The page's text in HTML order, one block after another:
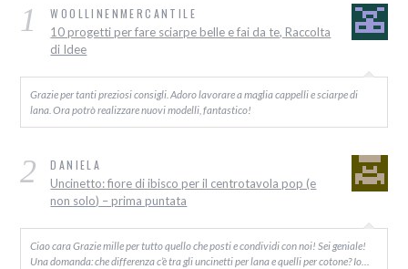
1 WOOLLINENMERCANTILE
10 progetti per fare sciarpe belle e fai da te, Raccolta
di Idee
Grazie per tanti preziosi consigli. Adoro lavorare a maglia cappelli e sciarpe di
lana. Ora potrò realizzare nuovi modelli, fantastico!
2 DANIELA
Uncinetto: fiore di ibisco per il centrotavola pop (e
non solo) – prima puntata
Ciao cara Grazie mille per tutto quello che posti e condividi con noi! Sei geniale!
Una domanda: che differenza c’è tra gli uncinetti per lana e quelli per cotone? Io…